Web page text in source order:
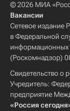
© 2026 МИА
Вакансии
Сетевое издание
в Федеральной
информационных
(Роскомнадзор)
Свидетельство о
Учредитель:
предприятие
«Россия